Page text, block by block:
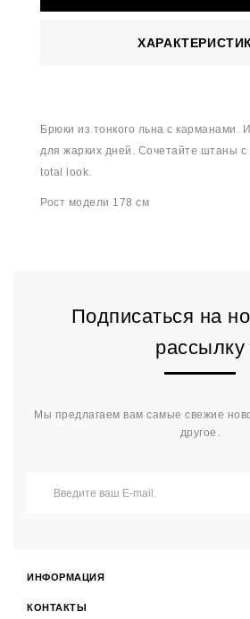
Брюки из тонкого льна с карманами.
для жарких дней. Сочетайте штаны с
total look.
Рост модели 178 см
Подписаться на
рассылку
Мы предлагаем вам самые свежие
другое.
ИНФОРМАЦИЯ
КОНТАКТЫ